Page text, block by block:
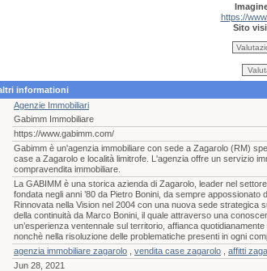
https://
Sito
informationi
Agenzie Immobiliari
Gabimm Immobiliare
https://www.gabimm.com/
Gabimm è un'agenzia immobiliare con sede a Zagarolo (RM)
case a Zagarolo e località limitrofe. L'agenzia offre un servizio
compravendita immobiliare.
La GABIMM è una storica azienda di Zagarolo, leader nel settore
fondata negli anni ’80 da Pietro Bonini, da sempre appossionato
Rinnovata nella Vision nel 2004 con una nuova sede strategica
della continuità da Marco Bonini, il quale attraverso una
un’esperienza ventennale sul territorio, affianca quotidianamente
nonchè nella risoluzione delle problematiche presenti in ogni
agenzia immobiliare zagarolo vendita case zagarolo
affitti
Jun 28, 2021